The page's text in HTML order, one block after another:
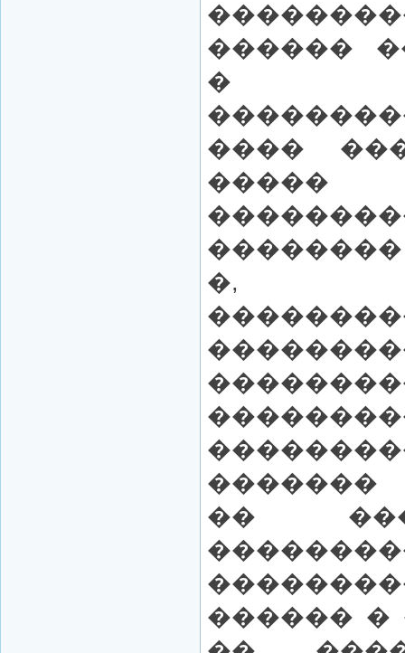
������
�
����
�����
�,
�������
��
������ �